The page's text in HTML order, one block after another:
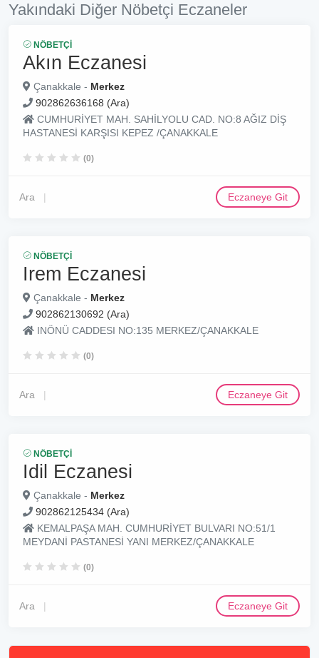
Yakındaki Diğer Nöbetçi Eczaneler
NÖBETÇI
Akın Eczanesi
Çanakkale - Merkez
902862636168 (Ara)
CUMHURİYET MAH. SAHİLYOLU CAD. NO:8 AĞIZ DİŞ
HASTANESİ KARŞISI KEPEZ /ÇANAKKALE
(0)
Ara Eczaneye Git
NÖBETÇI
Irem Eczanesi
Çanakkale - Merkez
902862130692 (Ara)
INÖNÜ CADDESI NO:135 MERKEZ/ÇANAKKALE
(0)
Ara Eczaneye Git
NÖBETÇI
Idil Eczanesi
Çanakkale - Merkez
902862125434 (Ara)
KEMALPAŞA MAH. CUMHURİYET BULVARI NO:51/1
MEYDANİ PASTANESİ YANI MERKEZ/ÇANAKKALE
(0)
Ara Eczaneye Git